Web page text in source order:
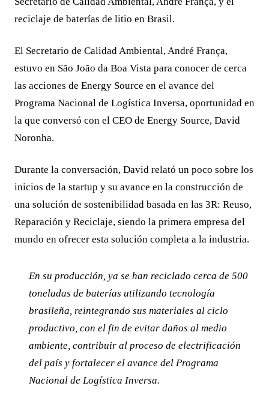
reciclaje de baterías de litio en Brasil.
El Secretario de Calidad Ambiental, André França,
estuvo en São João da Boa Vista para conocer de cerca
las acciones de Energy Source en el avance del
Programa Nacional de Logística Inversa, oportunidad en
la que conversó con el CEO de Energy Source, David
Noronha.
Durante la conversación, David relató un poco sobre los
inicios de la startup y su avance en la construcción de
una solución de sostenibilidad basada en las 3R: Reuso,
Reparación y Reciclaje, siendo la primera empresa del
mundo en ofrecer esta solución completa a la industria.
En su producción, ya se han reciclado cerca de 500
toneladas de baterías utilizando tecnología
brasileña, reintegrando sus materiales al ciclo
productivo, con el fin de evitar daños al medio
ambiente, contribuir al proceso de electrificación
del país y fortalecer el avance del Programa
Nacional de Logística Inversa.